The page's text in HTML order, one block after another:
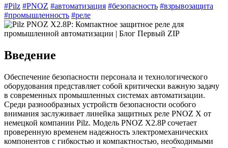
#Pilz #PNOZ #автоматизация #безопасность #взрывозащита
#промышленность #реле
Введение
Обеспечение безопасности персонала и технологического
оборудования представляет собой критически важную задачу
в современных промышленных системах автоматизации.
Среди разнообразных устройств безопасности особого
внимания заслуживает линейка защитных реле PNOZ X от
немецкой компании Pilz. Модель PNOZ X2.8P сочетает
проверенную временем надежность электромеханических
компонентов с гибкостью и компактностью, необходимыми